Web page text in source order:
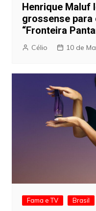
Henrique Maluf
grossense para
“Fronteira
Célio 10 de
Fama e TV Brasil